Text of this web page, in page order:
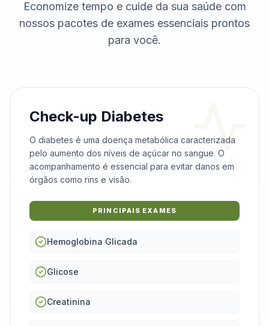
Economize tempo e cuide da sua saúde com
nossos pacotes de exames essenciais prontos
para você.
Check-up Diabetes
O diabetes é uma doença metabólica caracterizada
pelo aumento dos níveis de açúcar no sangue. O
acompanhamento é essencial para evitar danos em
órgãos como rins e visão.
PRINCIPAIS EXAMES
Hemoglobina Glicada
Glicose
Creatinina